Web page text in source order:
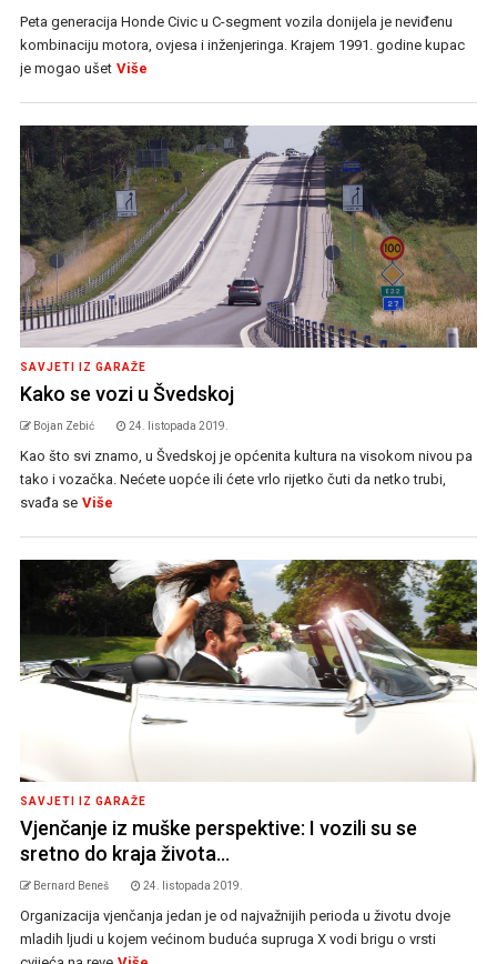
Peta generacija Honde Civic u C-segment vozila donijela je neviđenu
kombinaciju motora, ovjesa i inženjeringa. Krajem 1991. godine kupac
je mogao ušet Više
SAVJETI IZ GARAŽE
Kako se vozi u Švedskoj
Bojan Zebić 24. listopada 2019.
Kao što svi znamo, u Švedskoj je općenita kultura na visokom nivou pa
tako i vozačka. Nećete uopće ili ćete vrlo rijetko čuti da netko trubi,
svađa se Više
SAVJETI IZ GARAŽE
Vjenčanje iz muške perspektive: I vozili su se
sretno do kraja života…
Bernard Beneš 24. listopada 2019.
Organizacija vjenčanja jedan je od najvažnijih perioda u životu dvoje
mladih ljudi u kojem većinom buduća supruga X vodi brigu o vrsti